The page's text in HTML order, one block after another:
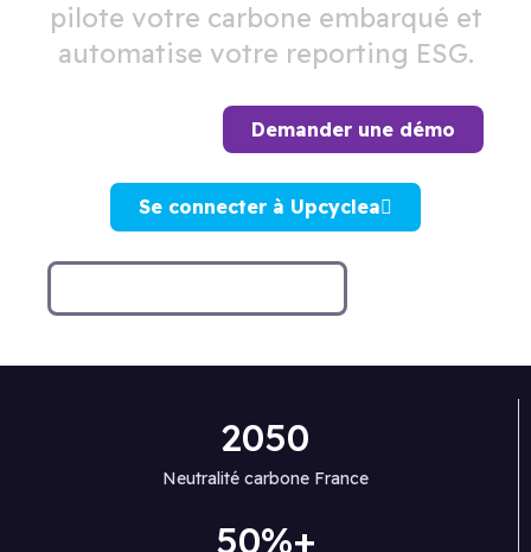
pilote votre carbone embarqué et
automatise votre reporting ESG.
Demander une démo
Se connecter à Upcyclea
2050
Neutralité carbone France
50%+